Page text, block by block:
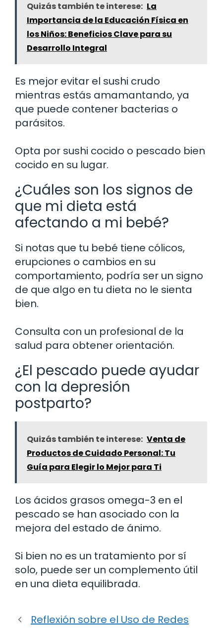
Quizás también te interese: La
Importancia de la Educación Física en
los Niños: Beneficios Clave para su
Desarrollo Integral
Es mejor evitar el sushi crudo
mientras estás amamantando, ya
que puede contener bacterias o
parásitos.
Opta por sushi cocido o pescado bien
cocido en su lugar.
¿Cuáles son los signos de
que mi dieta está
afectando a mi bebé?
Si notas que tu bebé tiene cólicos,
erupciones o cambios en su
comportamiento, podría ser un signo
de que algo en tu dieta no le sienta
bien.
Consulta con un profesional de la
salud para obtener orientación.
¿El pescado puede ayudar
con la depresión
postparto?
Quizás también te interese: Venta de
Productos de Cuidado Personal: Tu
Guía para Elegir lo Mejor para Ti
Los ácidos grasos omega-3 en el
pescado se han asociado con la
mejora del estado de ánimo.
Si bien no es un tratamiento por sí
solo, puede ser un complemento útil
en una dieta equilibrada.
Reflexión sobre el Uso de Redes